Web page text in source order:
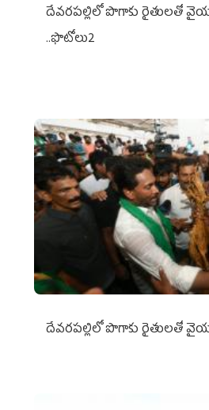
దేవరపల్లిలో పొగాకు రైతులతో
..ఫొటోలు2
దేవరపల్లిలో పొగాకు రైతులతో